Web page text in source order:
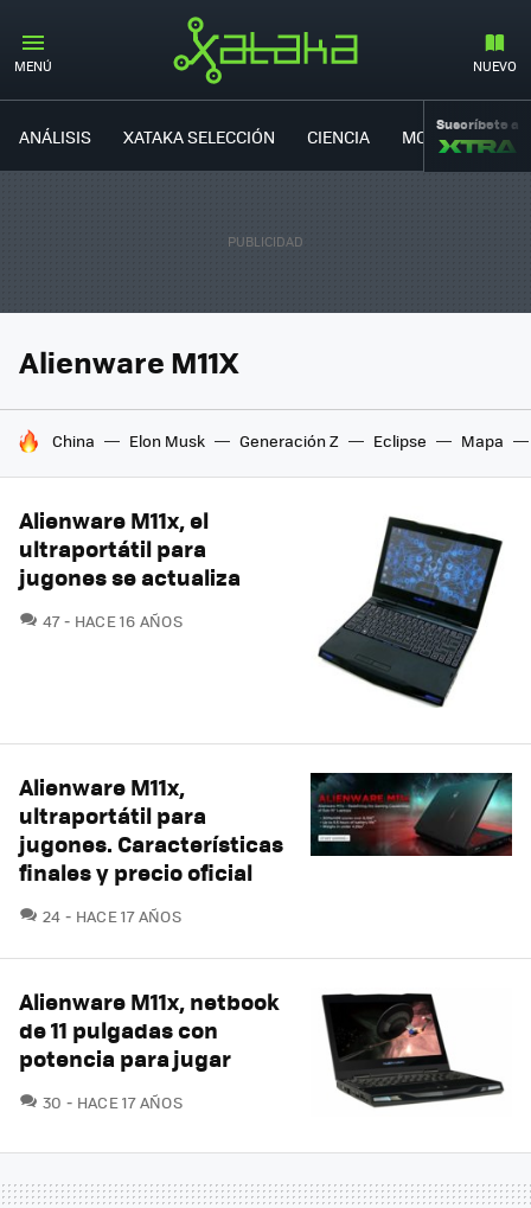
MENÚ NUEVO
ANÁLISIS XATAKA SELECCIÓN CIENCIA MOVILIDAD
Suscríbete a
Alienware M11X
HOY SE HABLA DE
China Elon Musk Generación Z Eclipse Mapa
Alienware M11x, el
ultraportátil para
jugones se actualiza
47COMENTARIOS
HACE 16 AÑOS
Alienware M11x,
ultraportátil para
jugones. Características
finales y precio oficial
24 COMENTARIOS
HACE 17 AÑOS
Alienware M11x, netbook
de 11 pulgadas con
potencia para jugar
30 COMENTARIOS
HACE 17 AÑOS